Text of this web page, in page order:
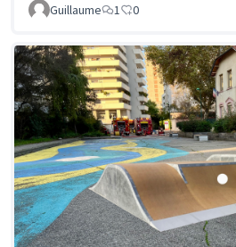
Guillaume
1 0